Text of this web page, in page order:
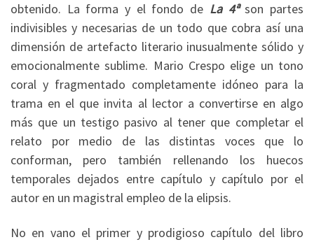
obtenido. La forma y el fondo de La 4ªson partes
indivisibles y necesarias de un todo que cobra así una
dimensión de artefacto literario inusualmente sólido y
emocionalmente sublime. Mario Crespo elige un tono
coral y fragmentado completamente idóneo para la
trama en el que invita al lector a convertirse en algo
más que un testigo pasivo al tener que completar el
relato por medio de las distintas voces que lo
conforman, pero también rellenando los huecos
temporales dejados entre capítulo y capítulo por el
autor en un magistral empleo de la elipsis.
No en vano el primer y prodigioso capítulo del libro